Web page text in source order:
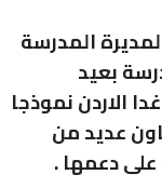
المدرسة
بعيد
الاردن نموذجا
عديد من
على دعمها .